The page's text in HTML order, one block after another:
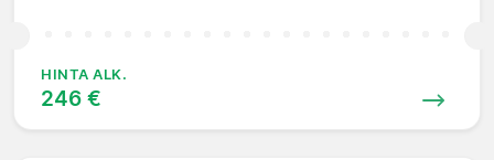
HINTA ALK.
246 €